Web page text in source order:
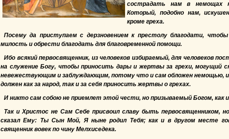
сострадать нам в немощах
Который, подобно нам,
кроме греха.
Посему да приступаем с дерзновением к престолу благодати,
милость и обрести благодать для благовременной помощи.
Ибо всякий первосвященник, из человеков избираемый, для человеков
на служение Богу, чтобы приносить дары и жертвы за грехи, могущий
невежествующим и заблуждающим, потому что и сам обложен немощью, и
должен как за народ, так и за себя приносить жертвы о грехах.
И никто сам собою не приемлет этой чести, но призываемый Богом, как
Так и Христос не Сам Себе присвоил славу быть первосвященником,
сказал Ему: Ты Сын Мой, Я ныне родил Тебя; как и в другом месте
священник вовек по чину Мелхиседека.